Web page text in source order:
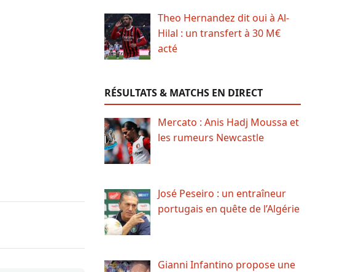
Theo Hernandez dit oui à Al-
Hilal : un transfert à 30 M€
acté
RÉSULTATS & MATCHS EN DIRECT
Mercato : Anis Hadj Moussa et
les rumeurs Newcastle
José Peseiro : un entraîneur
portugais en quête de l’Algérie
Gianni Infantino propose une